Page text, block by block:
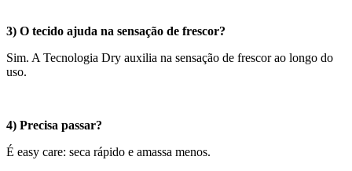
3) O tecido ajuda na sensação de frescor?
Sim. A Tecnologia Dry auxilia na sensação de frescor ao longo do
uso.
4) Precisa passar?
É easy care: seca rápido e amassa menos.